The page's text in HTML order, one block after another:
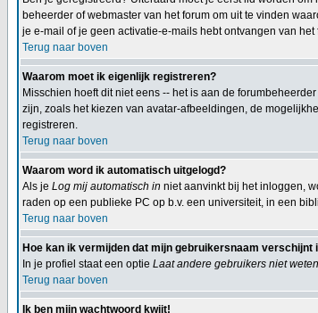
beheerder of webmaster van het forum om uit te vinden
je e-mail of je geen activatie-e-mails hebt ontvangen van
Terug naar boven
Waarom moet ik eigenlijk registreren?
Misschien hoeft dit niet eens -- het is aan de
zijn, zoals het kiezen van avatar-afbeeldingen, de
registreren.
Terug naar boven
Waarom word ik automatisch uitgelogd?
Als je Log mij automatisch in niet aanvinkt bij het inloggen,
raden op een publieke PC op b.v. een universiteit, in een
Terug naar boven
Hoe kan ik vermijden dat mijn gebruikersnaam verschijnt
In je profiel staat een optie Laat andere gebruikers niet
Terug naar boven
Ik ben mijn wachtwoord kwijt!